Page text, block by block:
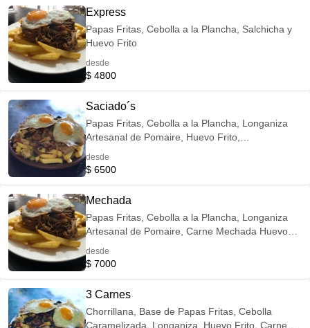
Express
Papas Fritas, Cebolla a la Plancha, Salchicha y
Huevo Frito
desde
$ 4800
Saciado´s
Papas Fritas, Cebolla a la Plancha, Longaniza
Artesanal de Pomaire, Huevo Frito,
Vacuno, Cerdo o Pollo
desde
$ 6500
Mechada
Papas Fritas, Cebolla a la Plancha, Longaniza
Artesanal de Pomaire, Carne Mechada Huevo
desde
$ 7000
3 Carnes
Chorrillana, Base de Papas Fritas, Cebolla
Caramelizada, Longaniza, Huevo Frito, Carne de